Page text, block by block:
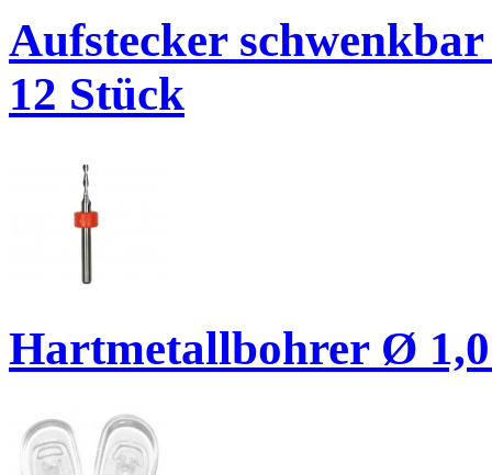
Aufstecker
12 Stück
Hartmetallbohrer Ø